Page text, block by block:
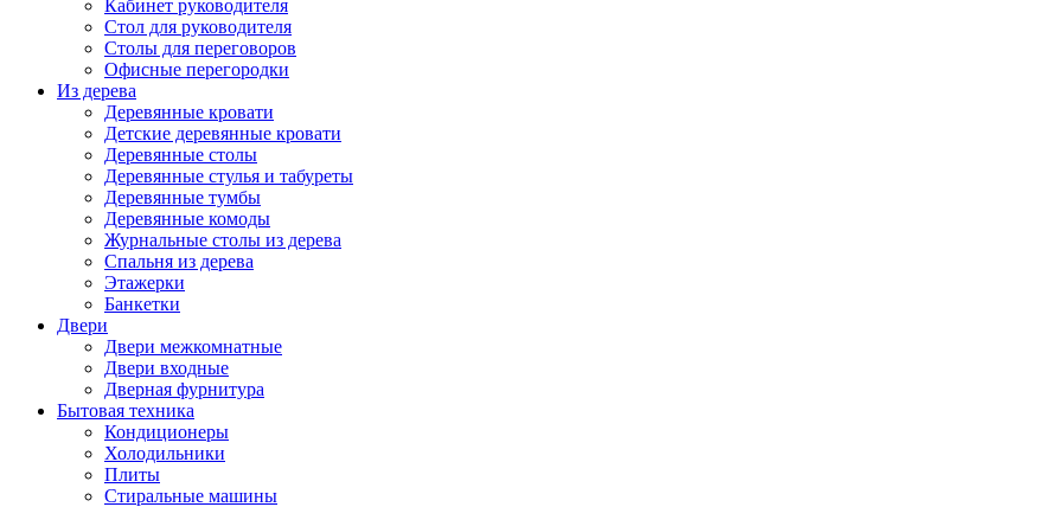
Кабинет руководителя
Стол для руководителя
Столы для переговоров
Офисные перегородки
Из дерева
Деревянные кровати
Детские деревянные кровати
Деревянные столы
Деревянные стулья и табуреты
Деревянные тумбы
Деревянные комоды
Журнальные столы из дерева
Спальня из дерева
Этажерки
Банкетки
Двери
Двери межкомнатные
Двери входные
Дверная фурнитура
Бытовая техника
Кондиционеры
Холодильники
Плиты
Стиральные машины